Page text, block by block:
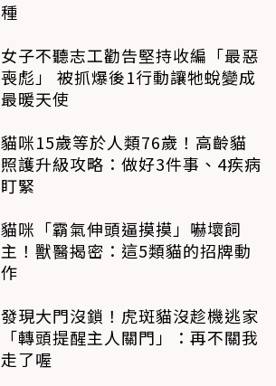
種
女子不聽志工勸告堅持收編「最惡
喪彪」 被抓爆後1行動讓牠蛻變成
最暖天使
貓咪15歲等於人類76歲！高齡貓
照護升級攻略：做好3件事、4疾病
盯緊
貓咪「霸氣伸頭逼摸摸」嚇壞飼
主！獸醫揭密：這5類貓的招牌動
作
發現大門沒鎖！虎斑貓沒趁機逃家
「轉頭提醒主人關門」：再不關我
走了喔